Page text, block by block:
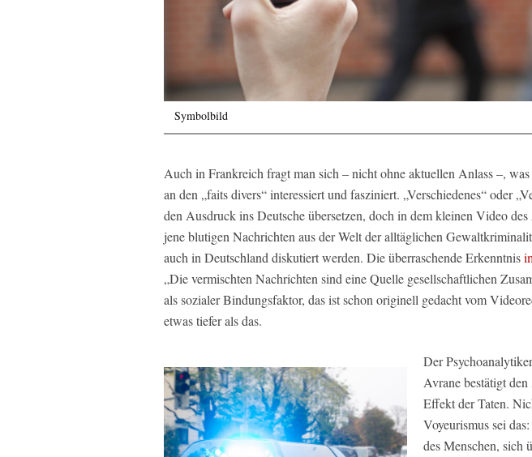
Symbolbild
Auch in Frankreich fragt man sich – nicht ohne aktuellen Anlass –,
an den „faits divers“ interessiert und fasziniert. „Verschiedenes“ oder
den Ausdruck ins Deutsche übersetzen, doch in dem kleinen Video des
jene blutigen Nachrichten aus der Welt der alltäglichen
auch in Deutschland diskutiert werden. Die überraschende Erkenntnis
„Die vermischten Nachrichten sind eine Quelle gesellschaftlichen
als sozialer Bindungsfaktor, das ist schon originell gedacht vom
etwas tiefer als das.
Der
Avrane bestätigt den
Effekt der Taten.
Voyeurismus sei
des Menschen, sich